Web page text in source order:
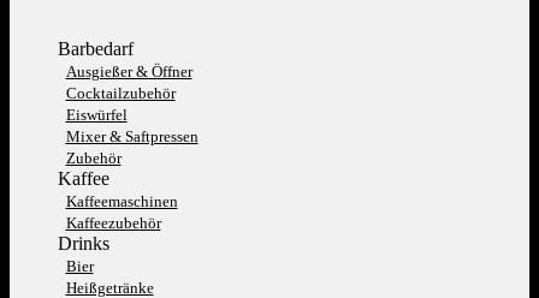
Barbedarf
Ausgießer & Öffner
Cocktailzubehör
Eiswürfel
Mixer & Saftpressen
Zubehör
Kaffee
Kaffeemaschinen
Kaffeezubehör
Drinks
Bier
Heißgetränke